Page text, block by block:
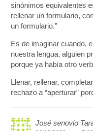
sinónimos equivalentes
rellenar un formulario,
un formulario.”
Es de imaginar cuando,
nuestra lengua, alguien
porque ya había otro
Llenar, rellenar,
rechazo a “aperturar”
José senovio